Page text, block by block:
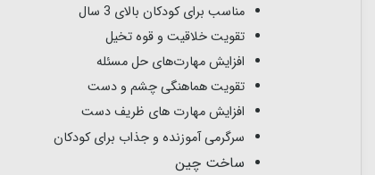
مناسب برای کودکان بالای 3 سال
تقویت خلاقیت و قوه تخیل
افزایش مهارت‌های حل مسئله
تقویت هماهنگی چشم و دست
افزایش مهارت های ظریف دست
سرگرمی آموزنده و جذاب برای کودکان
ساخت چین